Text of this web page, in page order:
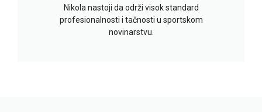
Nikola nastoji da održi visok standard
profesionalnosti i tačnosti u sportskom
novinarstvu.